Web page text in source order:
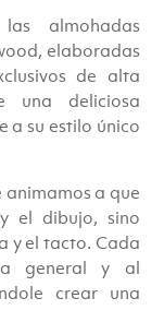
almohadas
elaboradas
de alta
una deliciosa
a su estilo único
animamos a que
el dibujo, sino
y el tacto. Cada
general y al
crear una